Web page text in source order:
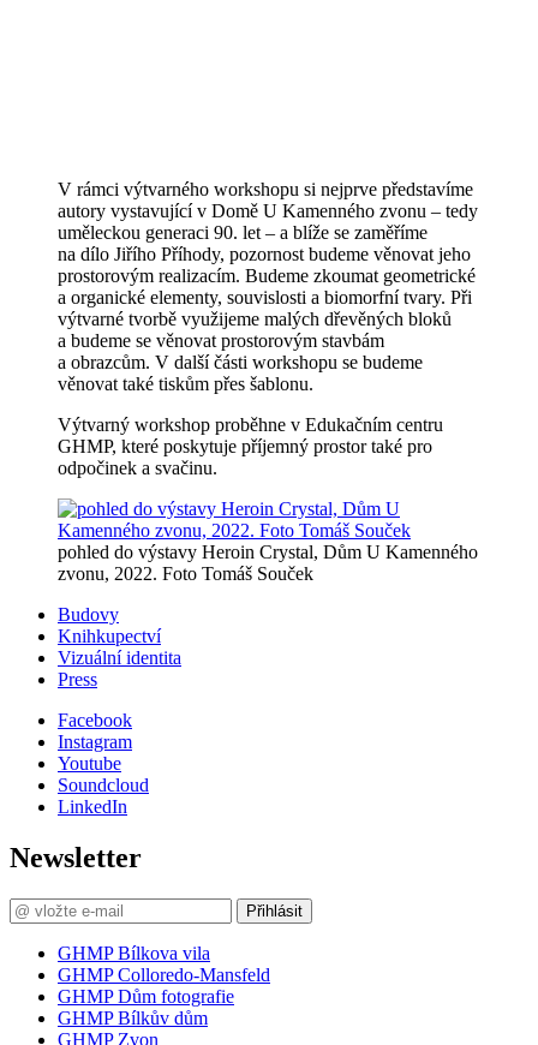
V rámci výtvarného workshopu si nejprve představíme
autory vystavující v Domě U Kamenného zvonu – tedy
uměleckou generaci 90. let – a blíže se zaměříme
na dílo Jiřího Příhody, pozornost budeme věnovat jeho
prostorovým realizacím. Budeme zkoumat geometrické
a organické elementy, souvislosti a biomorfní tvary. Při
výtvarné tvorbě využijeme malých dřevěných bloků
a budeme se věnovat prostorovým stavbám
a obrazcům. V další části workshopu se budeme
věnovat také tiskům přes šablonu.
Výtvarný workshop proběhne v Edukačním centru
GHMP, které poskytuje příjemný prostor také pro
odpočinek a svačinu.
pohled do výstavy Heroin Crystal, Dům U Kamenného
zvonu, 2022. Foto Tomáš Souček
Budovy
Knihkupectví
Vizuální identita
Press
Facebook
Instagram
Youtube
Soundcloud
LinkedIn
Newsletter
Přihlásit
GHMP Bílkova vila
GHMP Colloredo-Mansfeld
GHMP Dům fotografie
GHMP Bílkův dům
GHMP Zvon